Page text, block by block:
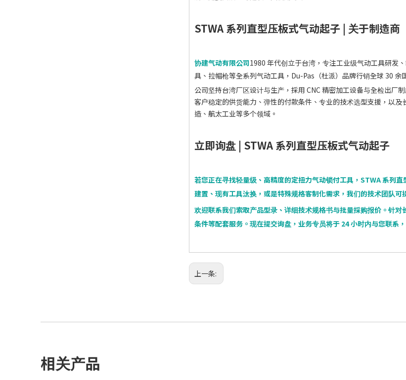
STWA 系列直型压板式气动起子 | 关于制造商
协建气动有限公司1980 年代创立于台湾，专注工业级气动工具研发
具、拉帽枪等全系列气动工具，Du-Pas（杜派）品牌行销全球 30 余
公司坚持台湾厂区设计与生产，採用 CNC 精密加工设备与全检出厂
客户稳定的供货能力、弹性的付款条件、专业的技术选型支援，以
造、航太工业等多个领域。
立即询盘 | STWA 系列直型压板式气动起子
若您正在寻找轻量级、高精度的定扭力气动锁付工具，STWA 系列
建置、现有工具汰换，或是特殊规格客制化需求，我们的技术团队可
欢迎联系我们索取产品型录、详细技术规格书与批量採购报价。针
条件等配套服务。现在提交询盘，业务专员将于 24 小时内与您联系
上一条:
相关产品